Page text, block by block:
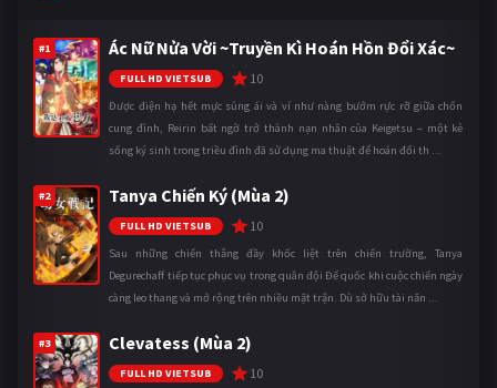
#1 Ác Nữ Nửa Vời ~Truyền Kì Hoán Hồn Đổi Xác~
FULL HD VIETSUB 10
Được điện hạ hết mực sủng ái và ví như nàng bướm rực rỡ giữa chốn
cung đình, Reirin bất ngờ trở thành nạn nhân của Keigetsu – một kẻ
sống ký sinh trong triều đình đã sử dụng ma thuật để hoán đổi th ...
#2 Tanya Chiến Ký (Mùa 2)
FULL HD VIETSUB 10
Sau những chiến thắng đầy khốc liệt trên chiến trường, Tanya
Degurechaff tiếp tục phục vụ trong quân đội Đế quốc khi cuộc chiến ngày
càng leo thang và mở rộng trên nhiều mặt trận. Dù sở hữu tài năn ...
#3 Clevatess (Mùa 2)
FULL HD VIETSUB 10